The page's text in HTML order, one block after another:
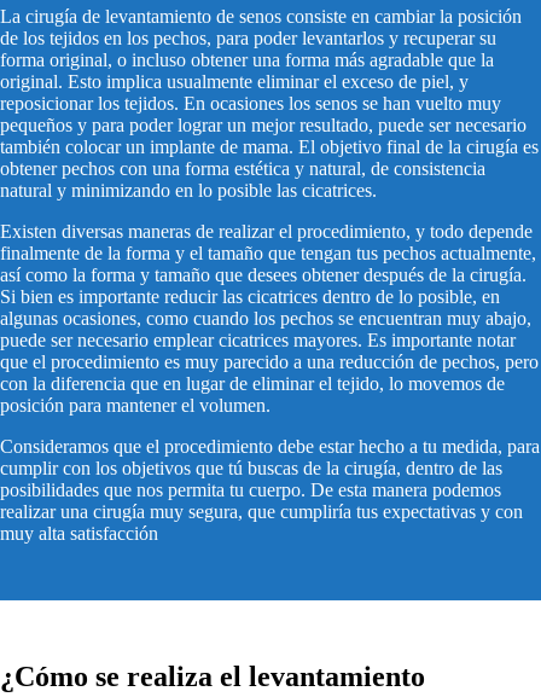
La cirugía de levantamiento de senos consiste en cambiar la posición
de los tejidos en los pechos, para poder levantarlos y recuperar su
forma original, o incluso obtener una forma más agradable que la
original. Esto implica usualmente eliminar el exceso de piel, y
reposicionar los tejidos. En ocasiones los senos se han vuelto muy
pequeños y para poder lograr un mejor resultado, puede ser necesario
también colocar un implante de mama. El objetivo final de la cirugía es
obtener pechos con una forma estética y natural, de consistencia
natural y minimizando en lo posible las cicatrices.
​Existen diversas maneras de realizar el procedimiento, y todo depende
finalmente de la forma y el tamaño que tengan tus pechos actualmente,
así como la forma y tamaño que desees obtener después de la cirugía.
Si bien es importante reducir las cicatrices dentro de lo posible, en
algunas ocasiones, como cuando los pechos se encuentran muy abajo,
puede ser necesario emplear cicatrices mayores. Es importante notar
que el procedimiento es muy parecido a una reducción de pechos, pero
con la diferencia que en lugar de eliminar el tejido, lo movemos de
posición para mantener el volumen.
Consideramos que el procedimiento debe estar hecho a tu medida, para
cumplir con los objetivos que tú buscas de la cirugía, dentro de las
posibilidades que nos permita tu cuerpo. De esta manera podemos
realizar una cirugía muy segura, que cumpliría tus expectativas y con
muy alta satisfacción
¿Cómo se realiza el levantamiento